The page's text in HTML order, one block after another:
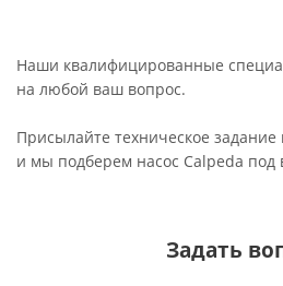
Наши квалифицированные
на любой ваш вопрос.
Присылайте техническое
и мы подберем насос Calpeda под
Задать